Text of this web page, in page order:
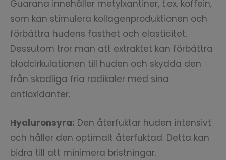
Guarana innehåller metylxantiner, t.ex. koffein,
som kan stimulera kollagenproduktionen och
förbättra hudens fasthet och elasticitet.
Dessutom tror man att extraktet kan förbättra
blodcirkulationen till huden och skydda den
från skadliga fria radikaler med sina
antioxidanter.
Hyaluronsyra: Den återfuktar huden intensivt
och håller den optimalt återfuktad. Detta kan
bidra till att minimera bristningar.